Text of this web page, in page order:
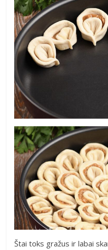
Štai toks gražus ir labai